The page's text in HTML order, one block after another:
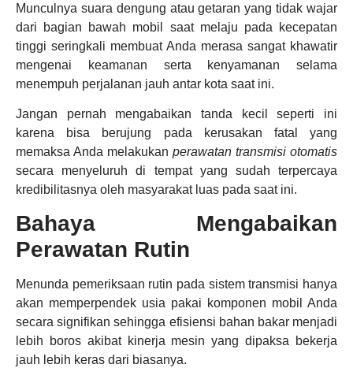
Munculnya suara dengung atau getaran yang tidak wajar
dari bagian bawah mobil saat melaju pada kecepatan
tinggi seringkali membuat Anda merasa sangat khawatir
mengenai keamanan serta kenyamanan selama
menempuh perjalanan jauh antar kota saat ini.
Jangan pernah mengabaikan tanda kecil seperti ini
karena bisa berujung pada kerusakan fatal yang
memaksa Anda melakukan perawatan transmisi otomatis
secara menyeluruh di tempat yang sudah terpercaya
kredibilitasnya oleh masyarakat luas pada saat ini.
Bahaya Mengabaikan
Perawatan Rutin
Menunda pemeriksaan rutin pada sistem transmisi hanya
akan memperpendek usia pakai komponen mobil Anda
secara signifikan sehingga efisiensi bahan bakar menjadi
lebih boros akibat kinerja mesin yang dipaksa bekerja
jauh lebih keras dari biasanya.